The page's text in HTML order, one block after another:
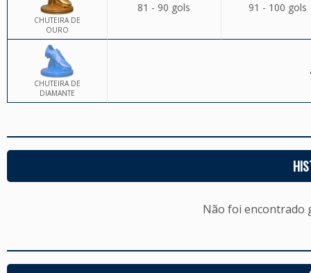
CHUTEIRA DE
OURO
81 - 90 gols 91 - 100 gols
CHUTEIRA DE
DIAMANTE
Não foi encontrado